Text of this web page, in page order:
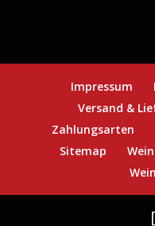
Impressum
Versand &
Zahlungsarten
Sitemap